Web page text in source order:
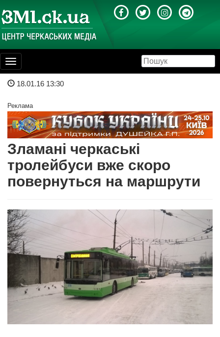
Toggle
navigation
18.01.16 13:30
Реклама
Зламані черкаські
тролейбуси вже скоро
повернуться на маршрути